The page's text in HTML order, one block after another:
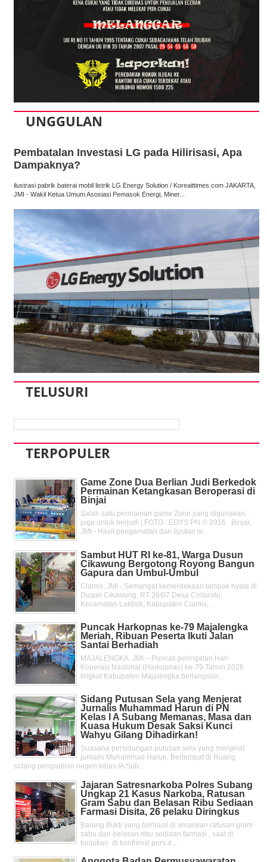
UNGGULAN
Pembatalan Investasi LG pada Hilirisasi, Apa
Dampaknya?
ilustrasi pabrik baterai mobil listrik LG Energy Solution / Koreaittimes.com JAKARTA,
JMI - Wakil Ketua Umum Asosiasi Pemasok Energi, Miner...
TELUSURI
TERPOPULER
Game Zone Dua Berlian Judi Berkedok
Permainan Ketangkasan Beroperasi di
Binjai
Salah satu permainan game Zone yang digunakan
juga untuk berjudi | FOTO : EDYS PN © 2016 Binjai,
JMI - Hasil pengamatan dan liputan w...
Sambut HUT RI ke-81, Warga Dusun
Cikawung Bergotong Royong Bangun
Gapura dan Umbul-Umbul
Ciamis, JMI - Semangat kemerdekaan tampak nyata di
Dusun Cikawung, RT 26/07 Desa Cintaratu,
Kecamatan Lakbok, Kabupaten Ciamis, ...
Puncak Harkopnas ke-79 Majalengka
Meriah, Ribuan Peserta Ikuti Jalan
Santai Berhadiah
MAJALENGKA, JMI – Puncak peringatan Hari
Koperasi Nasional (Harkopnas) ke-79 Tahun 2026
tingkat Kabupaten Majalengka berlangsun...
Sidang Putusan Sela yang Menjerat
Jurnalis Muhammad Harun di PN
Kelas l A Subang Memanas, Masa dan
Kuasa Hukum Desak Saksi Kunci
Wahyu Gilang Dihadirkan!
Suasana persidangan putusan sela yang menjerat
jurnalis Muhammad Harun, Bertempat di Ruang
sidang pengadilan negeri kelas IA Sub...
Jajaran Satresnarkoba Polres Subang
Ungkap 21 Kasus Narkoba, Ratusan
Gram Sabu dan Belasan Ribu Sediaan
Farmasi Disita, 26 pelaku Diringkus
Barang Bukti yang berhasil di amankan ratusan gram
sabu dan belasan ribu sediaan farmasi , saat di
tunjukan di konfrensi pers d...